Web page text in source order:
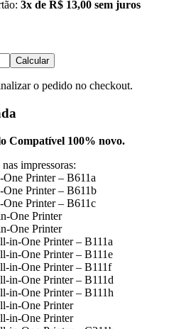
3x de R$ 13,00 sem juros
Calcular
o pedido no checkout.
Compatível 100% novo.
impressoras:
Printer – B611a
Printer – B611b
Printer – B611c
One Printer
One Printer
in-One Printer – B111a
in-One Printer – B111e
in-One Printer – B111f
in-One Printer – B111d
in-One Printer – B111h
in-One Printer
in-One Printer